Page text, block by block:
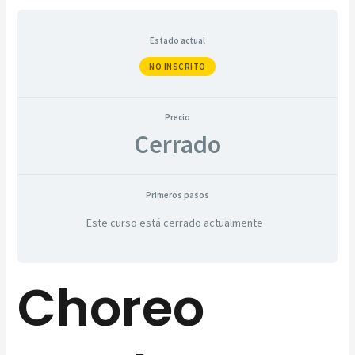
Estado actual
NO INSCRITO
Precio
Cerrado
Primeros pasos
Este curso está cerrado actualmente
Choreo